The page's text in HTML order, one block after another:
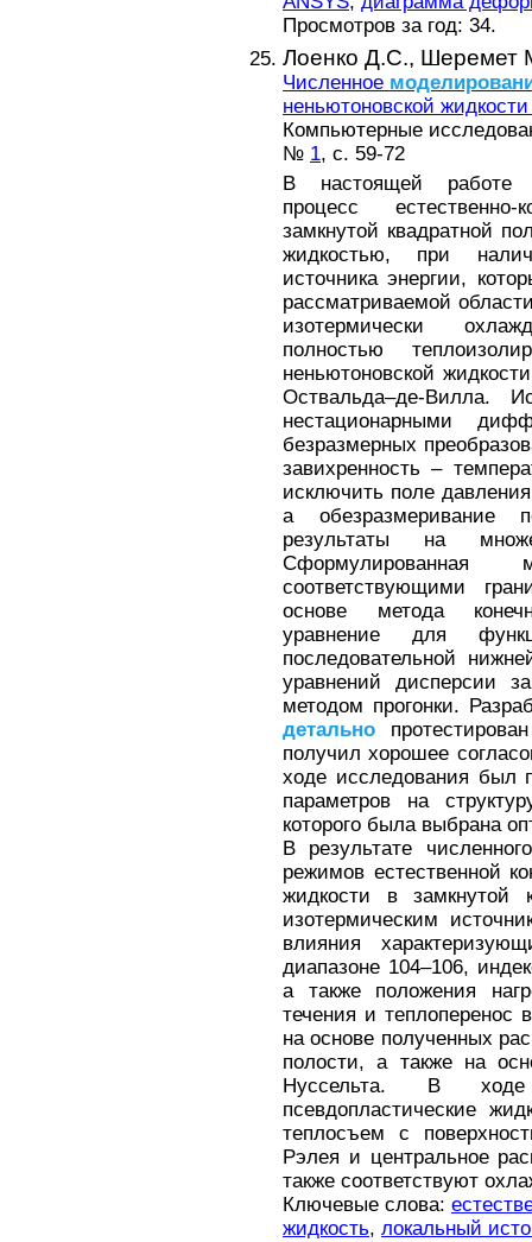
Просмотров за год: 34.
Лоенко Д.С., Шеремет
Численное
неньютоновской
Компьютерные
№ 1, с. 59-72
В настоящей работе
процесс естественно-
замкнутой квадратной
жидкостью, при
источника энергии,
рассматриваемой
изотермически
полностью
неньютоновской
Оствальда–де-Вилла.
нестационарными
безразмерных
завихренность –
исключить поле
а обезразмеривание
результаты на
Сформулированная
соответствующими
основе метода
уравнение для
последовательной
уравнений дисперсии
методом прогонки.
детально
получил хорошее
ходе исследования был
параметров на
которого была выбрана
В результате
режимов естественной
жидкости в замкнутой
изотермическим
влияния
диапазоне 104–106,
а также положения
течения и теплоперенос
на основе полученных
полости, а также на
Нуссельта. В
псевдопластические
теплосъем с
Рэлея и центральное
также соответствуют
Ключевые слова:
жидкость, локальный